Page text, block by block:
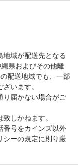
地域が配送先となる
県およびその他離
配送地域でも、一部
います。
り届かない場合がご
しかねます。
番号をカインズ以外
シーの規定に則り厳